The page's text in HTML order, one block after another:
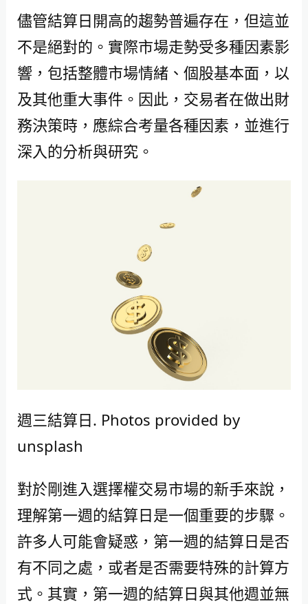
儘管結算日開高的趨勢普遍存在，但這並
不是絕對的。實際市場走勢受多種因素影
響，包括整體市場情緒、個股基本面，以
及其他重大事件。因此，交易者在做出財
務決策時，應綜合考量各種因素，並進行
深入的分析與研究。
週三結算日. Photos provided by
unsplash
對於剛進入選擇權交易市場的新手來說，
理解第一週的結算日是一個重要的步驟。
許多人可能會疑惑，第一週的結算日是否
有不同之處，或者是否需要特殊的計算方
式。其實，第一週的結算日與其他週並無